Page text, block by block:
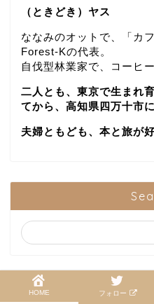
（ときどき）ヤス
ななみのオットで、「カ
Forest-Kの代表。
自伐型林業家で、コーヒ
二人とも、東京で生まれ
てから、高知県四万十市に
夫婦ともども、本と旅が好
2017–2026
HOME フォロー